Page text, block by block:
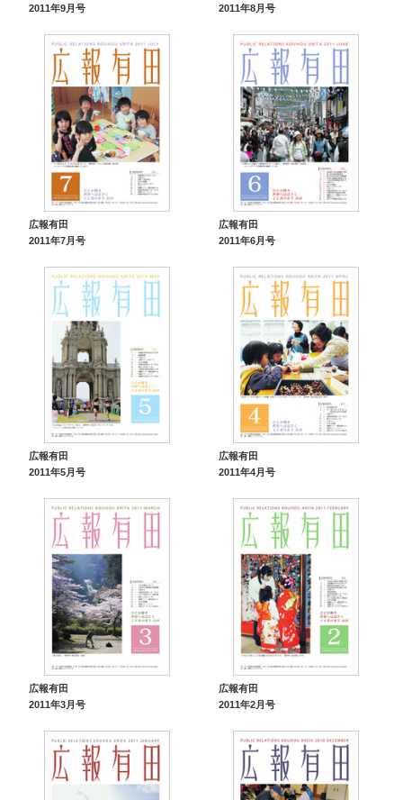
2011年9月号
2011年8月号
広報有田
2011年7月号
広報有田
2011年6月号
広報有田
2011年5月号
広報有田
2011年4月号
広報有田
2011年3月号
広報有田
2011年2月号